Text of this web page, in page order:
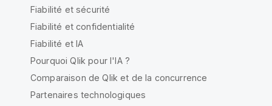
Fiabilité et sécurité
Fiabilité et confidentialité
Fiabilité et IA
Pourquoi Qlik pour l'IA ?
Comparaison de Qlik et de la concurrence
Partenaires technologiques